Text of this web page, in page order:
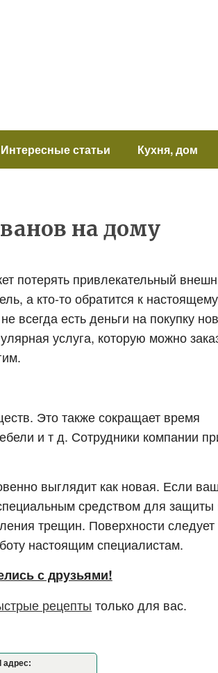
Интересные статьи Кухня, дом
на дому
потерять привлекательный
а кто-то обратится к настоящему
всегда есть деньги на покупку
услуга, которую можно
Это также сокращает время
и т д. Сотрудники компании
выглядит как новая. Если
средством для
трещин. Поверхности следует
настоящим специалистам.
с друзьями!
рецепты только для вас.
адрес: